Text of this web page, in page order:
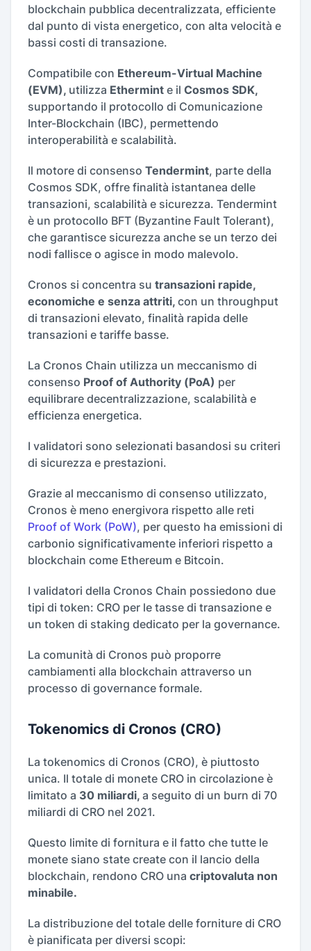
blockchain pubblica decentralizzata, efficiente
dal punto di vista energetico, con alta velocità e
bassi costi di transazione.
Compatibile con Ethereum-Virtual Machine
(EVM), utilizza Ethermint e il Cosmos SDK,
supportando il protocollo di Comunicazione
Inter-Blockchain (IBC), permettendo
interoperabilità e scalabilità.
Il motore di consenso Tendermint, parte della
Cosmos SDK, offre finalità istantanea delle
transazioni, scalabilità e sicurezza. Tendermint
è un protocollo BFT (Byzantine Fault Tolerant),
che garantisce sicurezza anche se un terzo dei
nodi fallisce o agisce in modo malevolo.
Cronos si concentra su transazioni rapide,
economiche e senza attriti, con un throughput
di transazioni elevato, finalità rapida delle
transazioni e tariffe basse.
La Cronos Chain utilizza un meccanismo di
consenso Proof of Authority (PoA) per
equilibrare decentralizzazione, scalabilità e
efficienza energetica.
I validatori sono selezionati basandosi su criteri
di sicurezza e prestazioni.
Grazie al meccanismo di consenso utilizzato,
Cronos è meno energivora rispetto alle reti
Proof of Work (PoW), per questo ha emissioni di
carbonio significativamente inferiori rispetto a
blockchain come Ethereum e Bitcoin.
I validatori della Cronos Chain possiedono due
tipi di token: CRO per le tasse di transazione e
un token di staking dedicato per la governance.
La comunità di Cronos può proporre
cambiamenti alla blockchain attraverso un
processo di governance formale.
Tokenomics di Cronos (CRO)
La tokenomics di Cronos (CRO), è piuttosto
unica. Il totale di monete CRO in circolazione è
limitato a 30 miliardi, a seguito di un burn di 70
miliardi di CRO nel 2021.
Questo limite di fornitura e il fatto che tutte le
monete siano state create con il lancio della
blockchain, rendono CRO una criptovaluta non
minabile.
La distribuzione del totale delle forniture di CRO
è pianificata per diversi scopi: